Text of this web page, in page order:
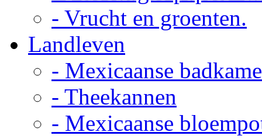
- Vrucht en groenten.
Landleven
- Mexicaanse
- Theekannen
- Mexicaanse